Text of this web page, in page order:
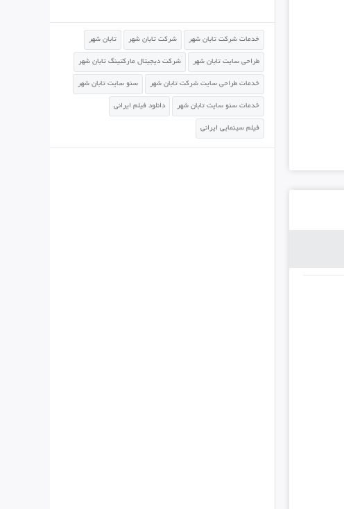
خدمات شرکت تابان شهر شرکت تابان شهر تابان شهر
طراحی سایت تابان شهر شرکت دیجیتال مارکتینگ تابان شهر
خدمات طراحی سایت شرکت تابان شهر سئو سایت تابان شهر
خدمات سئو سایت تابان شهر دانلود فیلم ایرانی
فیلم سینمایی ایرانی